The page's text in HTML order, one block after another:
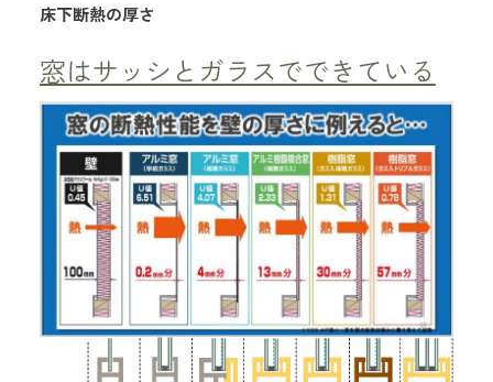
床下断熱の厚さ
窓はサッシとガラスでできている